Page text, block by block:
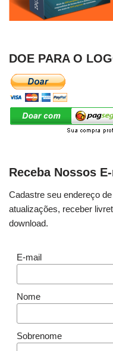
DOE PARA O
Receba Nossos
Cadastre seu endereço
atualizações, receber
download.
E-mail
Nome
Sobrenome